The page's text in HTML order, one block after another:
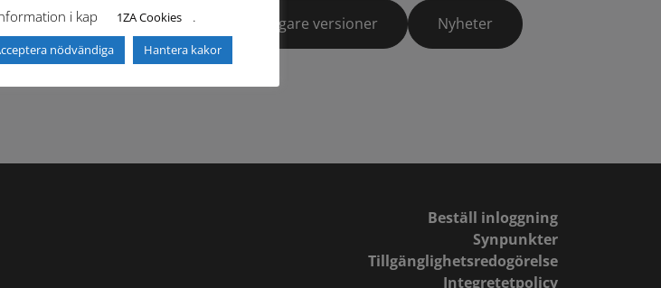
Kontaktlista Tidigare versioner Nyheter
Beställ inloggning
Synpunkter
Tillgänglighetsredogörelse
Integretetpolicy
i kap
1ZA Cookies .
nödvändiga Hantera kakor